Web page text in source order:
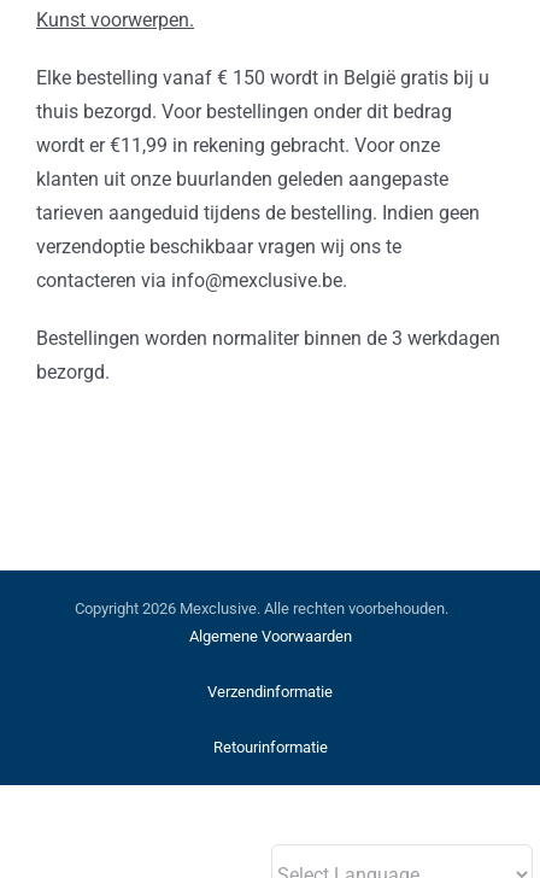
Kunst voorwerpen.
Elke bestelling vanaf € 150 wordt in België gratis bij u
thuis bezorgd. Voor bestellingen onder dit bedrag
wordt er €11,99 in rekening gebracht. Voor onze
klanten uit onze buurlanden geleden aangepaste
tarieven aangeduid tijdens de bestelling. Indien geen
verzendoptie beschikbaar vragen wij ons te
contacteren via info@mexclusive.be.
Bestellingen worden normaliter binnen de 3 werkdagen
bezorgd.
Copyright 2026 Mexclusive. Alle rechten voorbehouden.
Algemene Voorwaarden
Verzendinformatie
Retourinformatie